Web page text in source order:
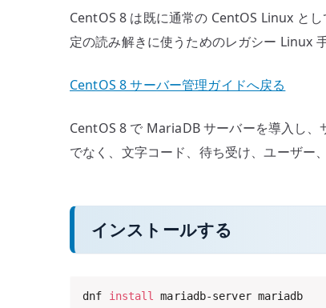
CentOS 8 は既に通常の CentOS Linux と
定の読み解きに使うためのレガシー Linux
CentOS 8 サーバー管理ガイドへ戻る
CentOS 8 で MariaDB サーバーを導入し
でなく、文字コード、待ち受け、ユーザー
インストールする
dnf install mariadb-server mariadb